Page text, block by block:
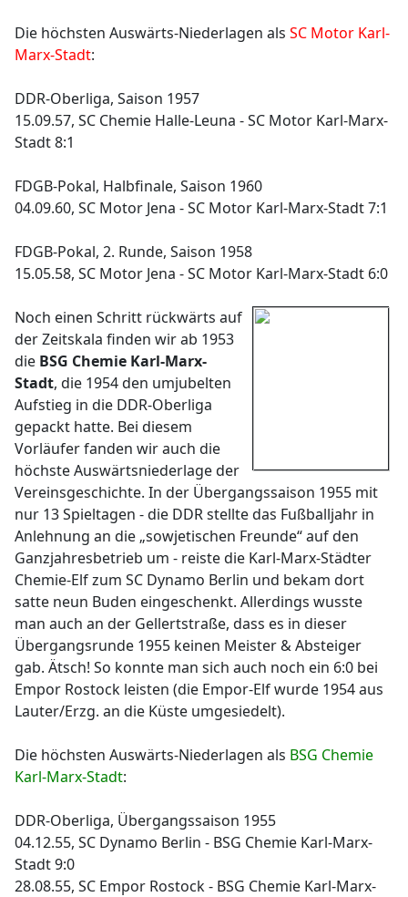
Die höchsten Auswärts-Niederlagen als SC Motor Karl-
Marx-Stadt:
DDR-Oberliga, Saison 1957
15.09.57, SC Chemie Halle-Leuna - SC Motor Karl-Marx-
Stadt 8:1
FDGB-Pokal, Halbfinale, Saison 1960
04.09.60, SC Motor Jena - SC Motor Karl-Marx-Stadt 7:1
FDGB-Pokal, 2. Runde, Saison 1958
15.05.58, SC Motor Jena - SC Motor Karl-Marx-Stadt 6:0
Noch einen Schritt rückwärts auf
der Zeitskala finden wir ab 1953
die BSG Chemie Karl-Marx-
Stadt, die 1954 den umjubelten
Aufstieg in die DDR-Oberliga
gepackt hatte. Bei diesem
Vorläufer fanden wir auch die
höchste Auswärtsniederlage der
Vereinsgeschichte. In der Übergangssaison 1955 mit
nur 13 Spieltagen - die DDR stellte das Fußballjahr in
Anlehnung an die „sowjetischen Freunde“ auf den
Ganzjahresbetrieb um - reiste die Karl-Marx-Städter
Chemie-Elf zum SC Dynamo Berlin und bekam dort
satte neun Buden eingeschenkt. Allerdings wusste
man auch an der Gellertstraße, dass es in dieser
Übergangsrunde 1955 keinen Meister & Absteiger
gab. Ätsch! So konnte man sich auch noch ein 6:0 bei
Empor Rostock leisten (die Empor-Elf wurde 1954 aus
Lauter/Erzg. an die Küste umgesiedelt).
Die höchsten Auswärts-Niederlagen als BSG Chemie
Karl-Marx-Stadt:
DDR-Oberliga, Übergangssaison 1955
04.12.55, SC Dynamo Berlin - BSG Chemie Karl-Marx-
Stadt 9:0
28.08.55, SC Empor Rostock - BSG Chemie Karl-Marx-